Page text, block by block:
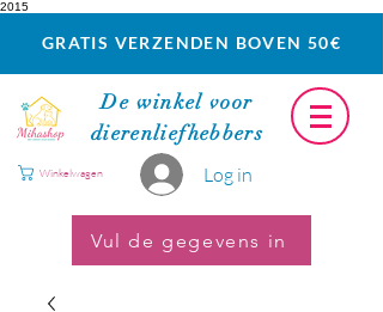
2015
GRATIS VERZENDEN BOVEN 50€
De winkel voor
dierenliefhebbers
Log in
Winkelwagen
Vul de gegevens in